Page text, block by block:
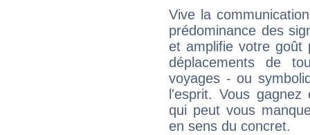
Vive la
prédominance des
et amplifie votre goût
déplacements de
voyages - ou
l'esprit. Vous
qui peut vous
en sens du concret.